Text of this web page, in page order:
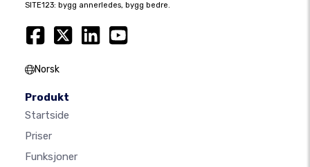
SITE123: bygg annerledes, bygg bedre.
Norsk
Produkt
Startside
Priser
Funksjoner